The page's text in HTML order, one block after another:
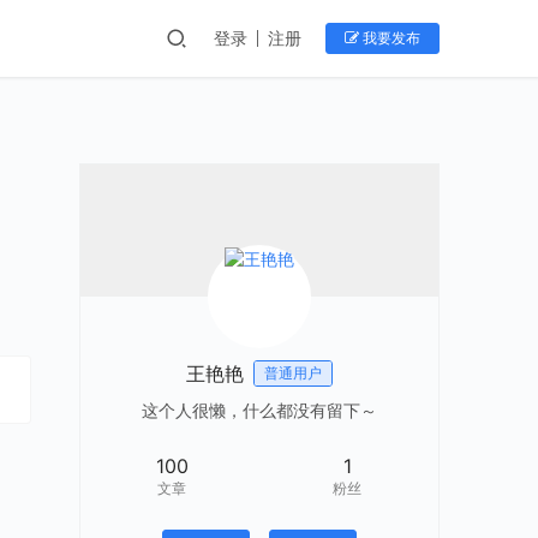
登录 注册 我要发布
王艳艳 普通用户
这个人很懒，什么都没有留下～
100
文章
1
粉丝